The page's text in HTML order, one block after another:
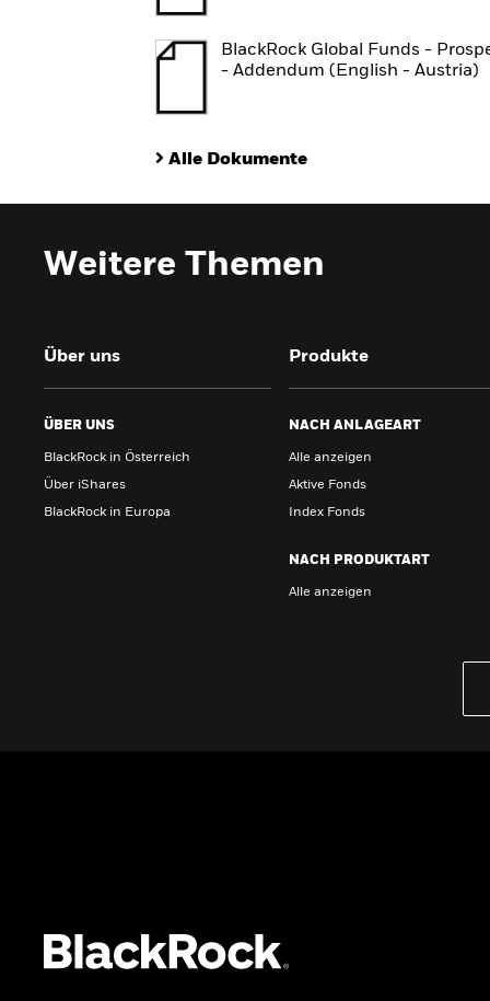
BlackRock Global Funds -
- Addendum (English - Austria)
Alle Dokumente
Weitere Themen
Über uns
ÜBER UNS
BlackRock in Österreich
Über iShares
BlackRock in Europa
Produkte
NACH ANLAGEART
Alle anzeigen
Aktive Fonds
Index Fonds
NACH PRODUKTART
Alle anzeigen